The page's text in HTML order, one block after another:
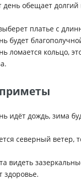
день обещает
платье с
будет
ломается кольцо,
идёт дождь, зима
северный ветер,
видеть
здоровье.